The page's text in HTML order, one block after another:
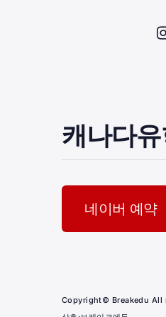
캐나다
네이버 예약
Copyright© Breakedu All